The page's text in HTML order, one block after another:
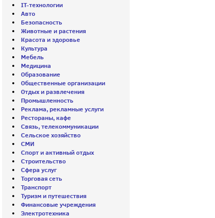
IT-технологии
Авто
Безопасность
Животные и растения
Красота и здоровье
Культура
Мебель
Медицина
Образование
Общественные организации
Отдых и развлечения
Промышленность
Реклама, рекламные услуги
Рестораны, кафе
Связь, телекоммуникации
Сельское хозяйство
СМИ
Спорт и активный отдых
Строительство
Сфера услуг
Торговая сеть
Транспорт
Туризм и путешествия
Финансовые учреждения
Электротехника